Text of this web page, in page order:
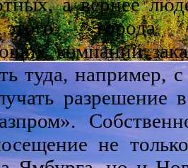
города
компаний
туда, например,
разрешение
не